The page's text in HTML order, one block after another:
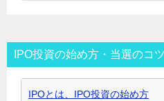
リ
ー
▼
ク
IPO投資の始め方・当選のコ
IPOとは、IPO投資の始め方